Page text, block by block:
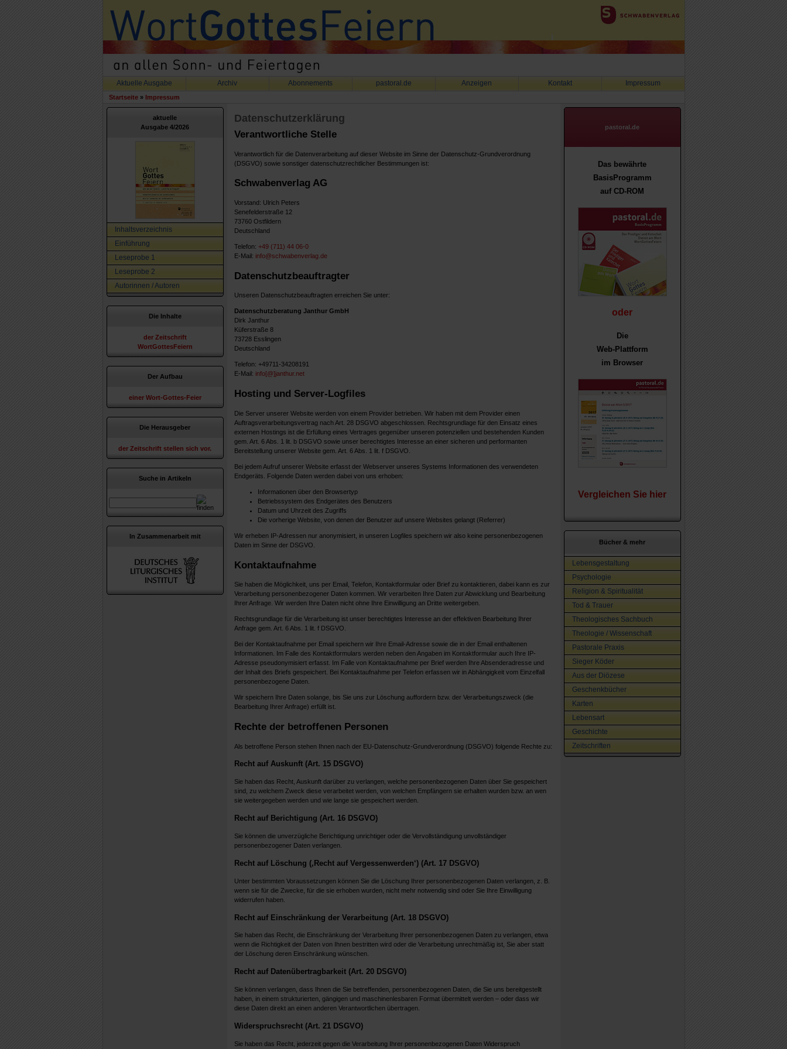
Aktuelle Ausgabe Archiv Abonnements pastoral.de Anzeigen Kontakt Impressum
Startseite» Impressum
aktuelle
Ausgabe 4/2026
Inhaltsverzeichnis
Einführung
Leseprobe 1
Leseprobe 2
Autorinnen / Autoren
Die Inhalte
der Zeitschrift
WortGottesFeiern
Der Aufbau
einer Wort-Gottes-Feier
Die Herausgeber
der Zeitschrift stellen sich vor.
Suche in Artikeln
In Zusammenarbeit mit
Datenschutzerklärung
Verantwortliche Stelle
Verantwortlich für die Datenverarbeitung auf dieser Website im Sinne der Datenschutz-Grundverordnung
(DSGVO) sowie sonstiger datenschutzrechtlicher Bestimmungen ist:
Schwabenverlag AG
Vorstand: Ulrich Peters
Senefelderstraße 12
73760 Ostfildern
Deutschland
Telefon: +49 (711) 44 06-0
E-Mail: info@schwabenverlag.de
Datenschutzbeauftragter
Unseren Datenschutzbeauftragten erreichen Sie unter:
Datenschutzberatung Janthur GmbH
Dirk Janthur
Küferstraße 8
73728 Esslingen
Deutschland
Telefon: +49711-34208191
E-Mail: info[@]janthur.net
Hosting und Server-Logfiles
Die Server unserer Website werden von einem Provider betrieben. Wir haben mit dem Provider einen
Auftragsverarbeitungsvertrag nach Art. 28 DSGVO abgeschlossen. Rechtsgrundlage für den Einsatz eines
externen Hostings ist die Erfüllung eines Vertrages gegenüber unseren potenziellen und bestehenden Kunden
gem. Art. 6 Abs. 1 lit. b DSGVO sowie unser berechtigtes Interesse an einer sicheren und performanten
Bereitstellung unserer Website gem. Art. 6 Abs. 1 lit. f DSGVO.
Bei jedem Aufruf unserer Website erfasst der Webserver unseres Systems Informationen des verwendeten
Endgeräts. Folgende Daten werden dabei von uns erhoben:
Informationen über den Browsertyp
Betriebssystem des Endgerätes des Benutzers
Datum und Uhrzeit des Zugriffs
Die vorherige Website, von denen der Benutzer auf unsere Websites gelangt (Referrer)
Wir erheben IP-Adressen nur anonymisiert, in unseren Logfiles speichern wir also keine personenbezogenen
Daten im Sinne der DSGVO.
Kontaktaufnahme
Sie haben die Möglichkeit, uns per Email, Telefon, Kontaktformular oder Brief zu kontaktieren, dabei kann es zur
Verarbeitung personenbezogener Daten kommen. Wir verarbeiten Ihre Daten zur Abwicklung und Bearbeitung
Ihrer Anfrage. Wir werden Ihre Daten nicht ohne Ihre Einwilligung an Dritte weitergeben.
Rechtsgrundlage für die Verarbeitung ist unser berechtigtes Interesse an der effektiven Bearbeitung Ihrer
Anfrage gem. Art. 6 Abs. 1 lit. f DSGVO.
Bei der Kontaktaufnahme per Email speichern wir Ihre Email-Adresse sowie die in der Email enthaltenen
Informationen. Im Falle des Kontaktformulars werden neben den Angaben im Kontaktformular auch Ihre IP-
Adresse pseudonymisiert erfasst. Im Falle von Kontaktaufnahme per Brief werden Ihre Absenderadresse und
der Inhalt des Briefs gespeichert. Bei Kontaktaufnahme per Telefon erfassen wir in Abhängigkeit vom Einzelfall
personenbezogene Daten.
Wir speichern Ihre Daten solange, bis Sie uns zur Löschung auffordern bzw. der Verarbeitungszweck (die
Bearbeitung Ihrer Anfrage) erfüllt ist.
Rechte der betroffenen Personen
Als betroffene Person stehen Ihnen nach der EU-Datenschutz-Grundverordnung (DSGVO) folgende Rechte zu:
Recht auf Auskunft (Art. 15 DSGVO)
Sie haben das Recht, Auskunft darüber zu verlangen, welche personenbezogenen Daten über Sie gespeichert
sind, zu welchem Zweck diese verarbeitet werden, von welchen Empfängern sie erhalten wurden bzw. an wen
sie weitergegeben werden und wie lange sie gespeichert werden.
Recht auf Berichtigung (Art. 16 DSGVO)
Sie können die unverzügliche Berichtigung unrichtiger oder die Vervollständigung unvollständiger
personenbezogener Daten verlangen.
Recht auf Löschung (‚Recht auf Vergessenwerden‘) (Art. 17 DSGVO)
Unter bestimmten Voraussetzungen können Sie die Löschung Ihrer personenbezogenen Daten verlangen, z. B.
wenn sie für die Zwecke, für die sie erhoben wurden, nicht mehr notwendig sind oder Sie Ihre Einwilligung
widerrufen haben.
Recht auf Einschränkung der Verarbeitung (Art. 18 DSGVO)
Sie haben das Recht, die Einschränkung der Verarbeitung Ihrer personenbezogenen Daten zu verlangen, etwa
wenn die Richtigkeit der Daten von Ihnen bestritten wird oder die Verarbeitung unrechtmäßig ist, Sie aber statt
der Löschung deren Einschränkung wünschen.
Recht auf Datenübertragbarkeit (Art. 20 DSGVO)
Sie können verlangen, dass Ihnen die Sie betreffenden, personenbezogenen Daten, die Sie uns bereitgestellt
haben, in einem strukturierten, gängigen und maschinenlesbaren Format übermittelt werden – oder dass wir
diese Daten direkt an einen anderen Verantwortlichen übertragen.
Widerspruchsrecht (Art. 21 DSGVO)
Sie haben das Recht, jederzeit gegen die Verarbeitung Ihrer personenbezogenen Daten Widerspruch
pastoral.de
Das bewährte
BasisProgramm
auf CD-ROM
oder
Die
Web-Plattform
im Browser
Vergleichen Sie hier
Bücher & mehr
Lebensgestaltung
Psychologie
Religion & Spiritualität
Tod & Trauer
Theologisches Sachbuch
Theologie / Wissenschaft
Pastorale Praxis
Sieger Köder
Aus der Diözese
Geschenkbücher
Karten
Lebensart
Geschichte
Zeitschriften